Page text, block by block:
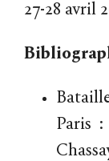
27-28 avril
Paris